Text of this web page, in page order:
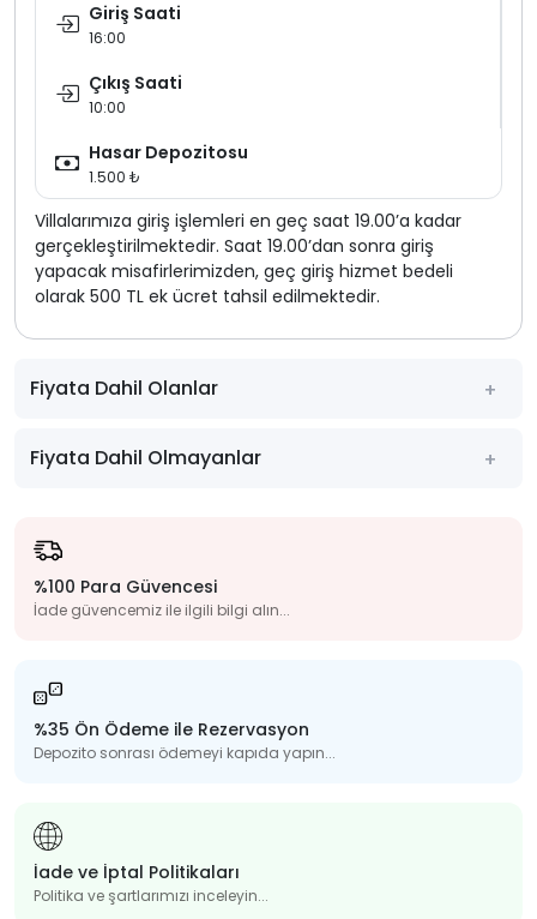
Giriş Saati
16:00
Çıkış Saati
10:00
Hasar Depozitosu
1.500 ₺
Villalarımıza giriş işlemleri en geç saat 19.00’a kadar
gerçekleştirilmektedir. Saat 19.00’dan sonra giriş
yapacak misafirlerimizden, geç giriş hizmet bedeli
olarak 500 TL ek ücret tahsil edilmektedir.
Fiyata Dahil Olanlar
Fiyata Dahil Olmayanlar
%100 Para Güvencesi
İade güvencemiz ile ilgili bilgi alın...
%35 Ön Ödeme ile Rezervasyon
Depozito sonrası ödemeyi kapıda yapın...
İade ve İptal Politikaları
Politika ve şartlarımızı inceleyin...